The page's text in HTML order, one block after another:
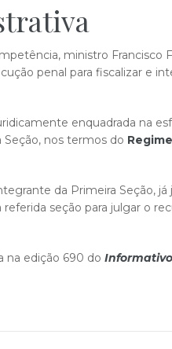
ministro Francisco
penal para fiscalizar e
enquadrada na
nos termos do
da Primeira Seção,
seção para julgar o
na edição 690 do